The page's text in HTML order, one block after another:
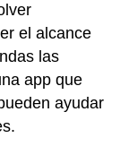
el alcance
las
app que
ayudar